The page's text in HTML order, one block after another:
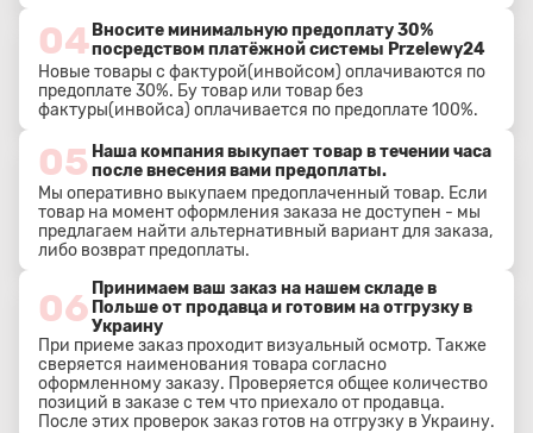
04 Вносите минимальную предоплату 30%
посредством платёжной системы Przelewy24
Новые товары с фактурой(инвойсом) оплачиваются по
предоплате 30%. Бу товар или товар без
фактуры(инвойса) оплачивается по предоплате 100%.
05 Наша компания выкупает товар в течении часа
после внесения вами предоплаты.
Мы оперативно выкупаем предоплаченный товар. Если
товар на момент оформления заказа не доступен - мы
предлагаем найти альтернативный вариант для заказа,
либо возврат предоплаты.
06 Принимаем ваш заказ на нашем складе в
Польше от продавца и готовим на отгрузку в
Украину
При приеме заказ проходит визуальный осмотр. Также
сверяется наименования товара согласно
оформленному заказу. Проверяется общее количество
позиций в заказе с тем что приехало от продавца.
После этих проверок заказ готов на отгрузку в Украину.